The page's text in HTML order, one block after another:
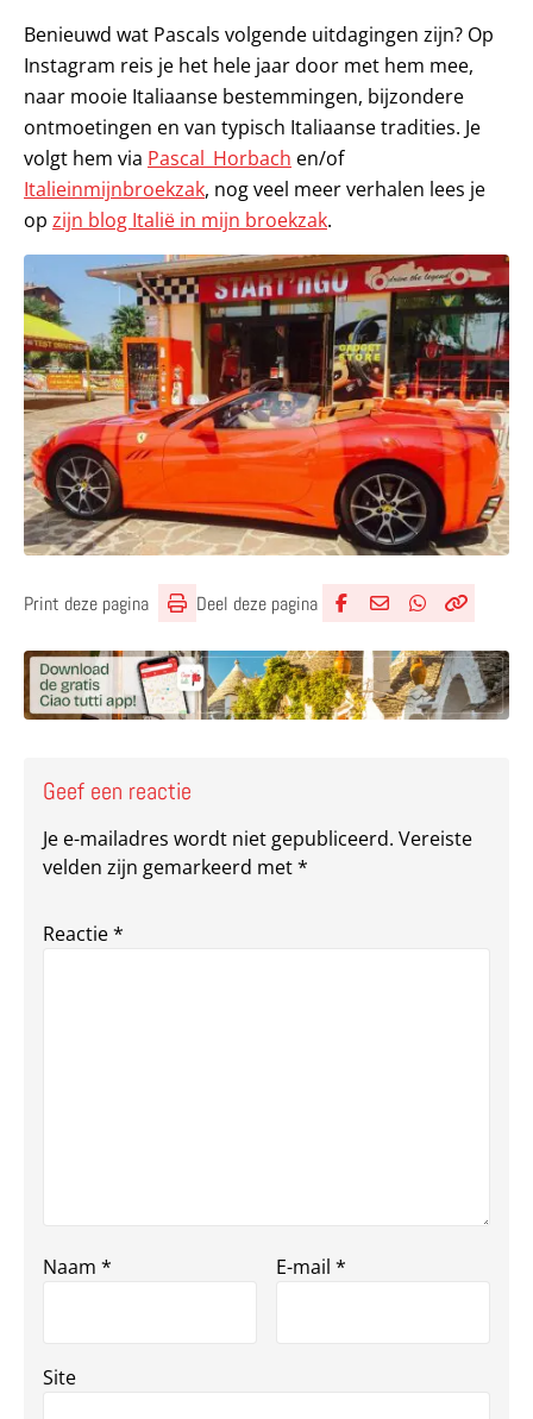
Benieuwd wat Pascals volgende uitdagingen zijn? Op
Instagram reis je het hele jaar door met hem mee,
naar mooie Italiaanse bestemmingen, bijzondere
ontmoetingen en van typisch Italiaanse tradities. Je
volgt hem via Pascal_Horbach en/of
Italieinmijnbroekzak, nog veel meer verhalen lees je
op zijn blog Italië in mijn broekzak.
Print deze pagina Deel deze pagina
Geef een reactie
Je e-mailadres wordt niet gepubliceerd. Vereiste
velden zijn gemarkeerd met*
Reactie*
Naam * E-mail *
Site